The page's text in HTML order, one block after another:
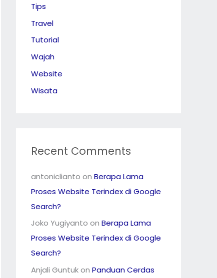
Tips
Travel
Tutorial
Wajah
Website
Wisata
Recent Comments
antoniclianto on Berapa Lama
Proses Website Terindex di Google
Search?
Joko Yugiyanto on Berapa Lama
Proses Website Terindex di Google
Search?
Anjali Guntukon Panduan Cerdas